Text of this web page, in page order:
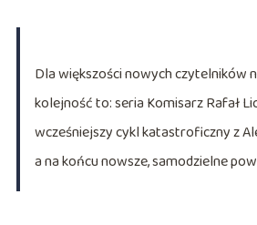
Dla większości nowych czytelników
kolejność to: seria Komisarz Rafał
wcześniejszy cykl katastroficzny z
a na końcu nowsze, samodzielne